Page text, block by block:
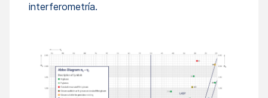
interferometría.